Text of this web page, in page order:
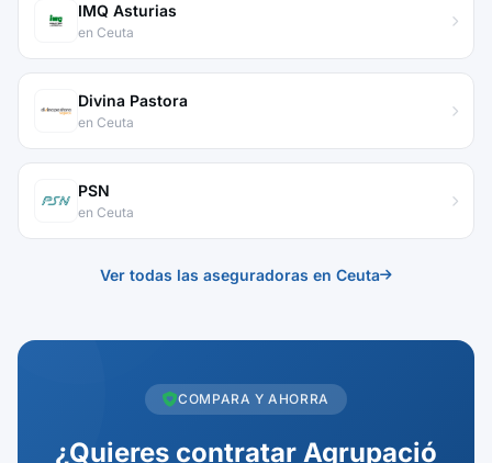
IMQ Asturias
en Ceuta
Divina Pastora
en Ceuta
PSN
en Ceuta
Ver todas las aseguradoras en Ceuta
COMPARA Y AHORRA
¿Quieres contratar Agrupació